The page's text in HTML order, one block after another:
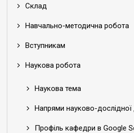
Склад
Навчально-методична робота
Вступникам
Наукова робота
Наукова тема
Напрями науково-дослідної
Профіль кафедри в Google